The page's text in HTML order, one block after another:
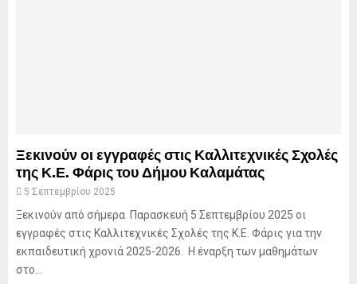
Ξεκινούν οι εγγραφές στις Καλλιτεχνικές Σχολές
της Κ.Ε. Φάρις του Δήμου Καλαμάτας
5 Σεπτεμβρίου 2025
Ξεκινούν από σήμερα Παρασκευή 5 Σεπτεμβρίου 2025 οι
εγγραφές στις Καλλιτεχνικές Σχολές της Κ.Ε. Φάρις για την
εκπαιδευτική χρονιά 2025-2026. Η έναρξη των μαθημάτων
στο...